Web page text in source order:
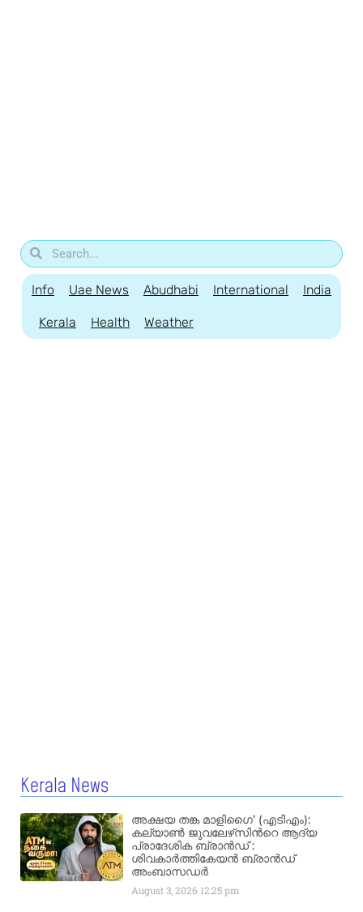
Info Uae News Abudhabi International India
Kerala Health Weather
Kerala News
അക്ഷയ തങ്ക മാളിഗൈ’ (എടിഎം):
കല്യാണ്‍ ജുവലേഴ്‌സിന്‍റെ ആദ്യ
പ്രാദേശിക ബ്രാന്‍ഡ് :
ശിവകാര്‍ത്തികേയന്‍ ബ്രാന്‍ഡ്
അംബാസഡര്‍
August 3, 2026 12:25 pm